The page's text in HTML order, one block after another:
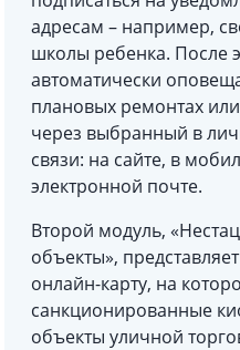
адресам – например,
школы ребенка. После
автоматически
плановых ремонтах
через выбранный в
связи: на сайте, в
электронной почте.
Второй модуль,
объекты»,
онлайн-карту, на
санкционированные
объекты уличной